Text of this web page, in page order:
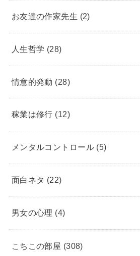
お友達の作家先生 (2)
人生哲学 (28)
情意的発動 (28)
稼業は修行 (12)
メンタルコントロール (5)
面白ネタ (22)
男女の心理 (4)
こちこの部屋 (308)